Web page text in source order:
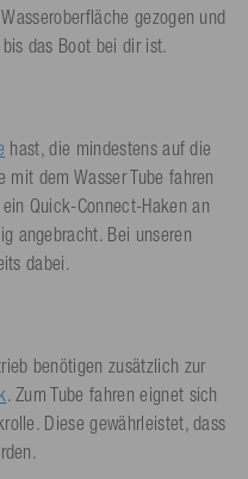
gezogen und
das Boot bei dir ist.
hast, die mindestens auf die
mit dem Wasser Tube fahren
Quick-Connect-Haken an
angebracht. Bei unseren
dabei.
benötigen zusätzlich zur
. Zum Tube fahren eignet sich
Diese gewährleistet, dass